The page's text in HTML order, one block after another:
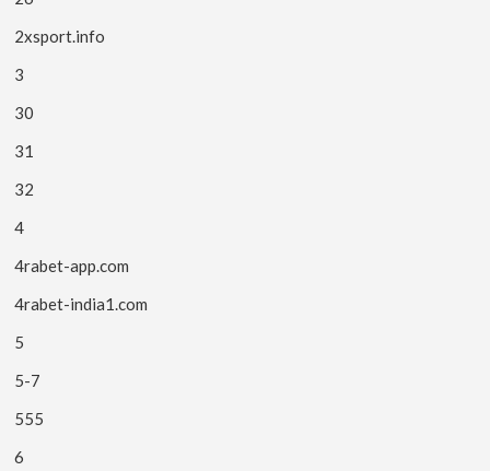
2xsport.info
3
30
31
32
4
4rabet-app.com
4rabet-india1.com
5
5-7
555
6